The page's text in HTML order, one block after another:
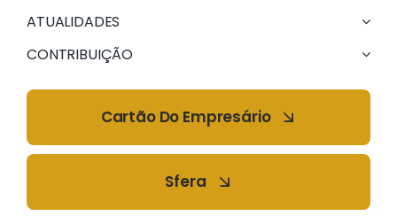
ATUALIDADES
CONTRIBUIÇÃO
Cartão Do Empresário
Sfera